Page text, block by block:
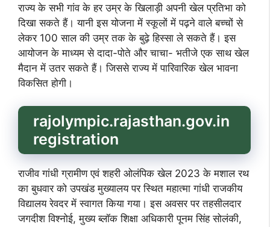
राज्य के सभी गांव के हर उम्र के खिलाड़ी अपनी खेल प्रतिभा को
दिखा सकते हैं। यानी इस योजना में स्कूलों में पढ़ने वाले बच्चों से
लेकर 100 साल की उम्र तक के बुढ़े हिस्सा ले सकते हैं। इस
आयोजन के माध्यम से दादा-पोते और चाचा- भतीजे एक साथ खेल
मैदान में उतर सकते हैं। जिससे राज्य में पारिवारिक खेल भावना
विकसित होगी।
rajolympic.rajasthan.gov.in
registration
राजीव गांधी ग्रामीण एवं शहरी ओलंपिक खेल 2023 के मशाल रथ
का बुधवार को उपखंड मुख्यालय पर स्थित महात्मा गांधी राजकीय
विद्यालय रेवदर में स्वागत किया गया। इस अवसर पर तहसीलदार
जगदीश विश्नोई, मुख्य ब्लॉक शिक्षा अधिकारी पूनम सिंह सोलंकी,